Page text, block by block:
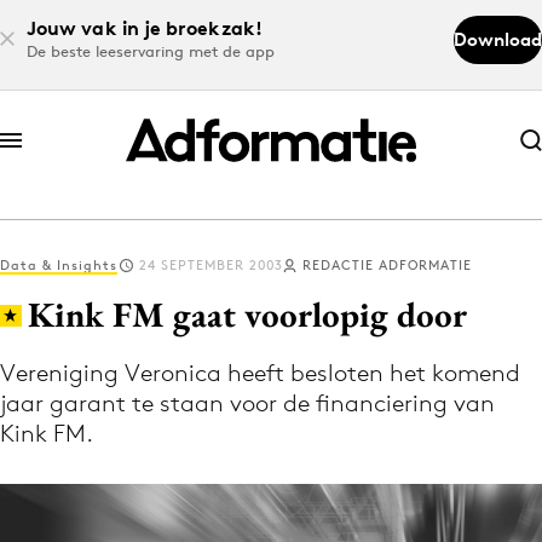
Jouw vak in je broekzak!
De beste leeservaring met de app
Download
Abonneer nu
Abonneer nu
Log in
Download de app
Volg het laatste nieuws via de Adformatie
Data & Insights 24 SEPTEMBER 2003 REDACTIE ADFORMATIE
Kink FM gaat voorlopig door
Vereniging Veronica heeft besloten het komend
jaar garant te staan voor de financiering van
Kink FM.